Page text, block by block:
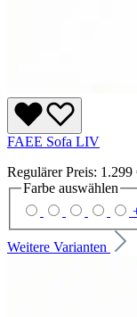
FAEE Sofa LIV
Regulärer Preis: 1.299
Farbe auswählen
Weitere Varianten